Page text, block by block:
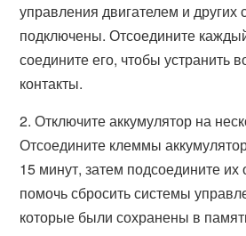
управления двигателем и
подключены. Отсоедините
соедините его, чтобы устранить
контакты.
2. Отключите аккумулятор на
Отсоедините клеммы
15 минут, затем подсоедините
помочь сбросить системы
которые были сохранены в